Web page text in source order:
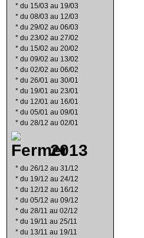
* du 15/03 au 19/03
* du 08/03 au 12/03
* du 29/02 au 06/03
* du 23/02 au 27/02
* du 15/02 au 20/02
* du 09/02 au 13/02
* du 02/02 au 06/02
* du 26/01 au 30/01
* du 19/01 au 23/01
* du 12/01 au 16/01
* du 05/01 au 09/01
* du 28/12 au 02/01
2013
* du 26/12 au 31/12
* du 19/12 au 24/12
* du 12/12 au 16/12
* du 05/12 au 09/12
* du 28/11 au 02/12
* du 19/11 au 25/11
* du 13/11 au 19/11